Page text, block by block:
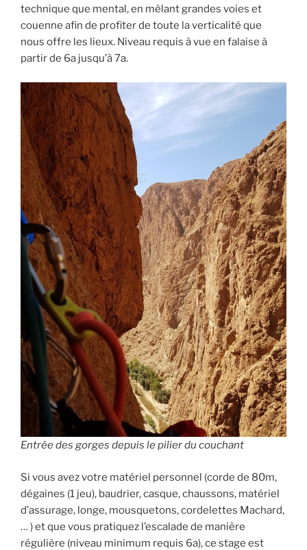
technique que mental, en mêlant grandes voies et
couenne afin de profiter de toute la verticalité que
nous offre les lieux. Niveau requis à vue en falaise à
partir de 6a jusqu’à 7a.
Entrée des gorges depuis le pilier du couchant
Si vous avez votre matériel personnel (corde de 80m,
dégaines (1 jeu), baudrier, casque, chaussons, matériel
d’assurage, longe, mousquetons, cordelettes Machard,
… ) et que vous pratiquez l’escalade de manière
régulière (niveau minimum requis 6a), ce stage est